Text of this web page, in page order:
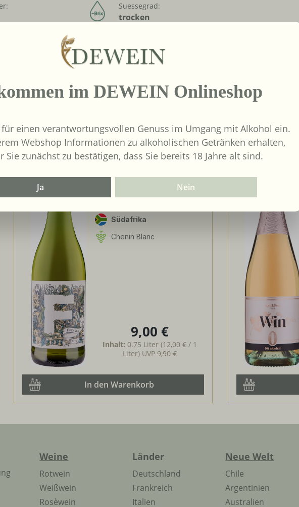
Suessegrad:
trocken
Nein
2024
African Pride Wines -
Forager White - Chenin
Blanc / Grenache Blanc
Südafrika
Chenin Blanc
Regulärer Preis:
9,00 €
Inhalt: 0.75 Liter (12,00 € / 1
Liter) UVP9,90 €
In den Warenkorb
0%
Weine
Rotwein
Weißwein
Rosèwein
Länder
Deutschland
Frankreich
Italien
Neue Welt
Chile
Argentinien
Australien
im DEWEIN Onlineshop
einen verantwortungsvollen Genuss im Umgang mit Alkohol ein.
Webshop Informationen zu alkoholischen Getränken erhalten,
Sie zunächst zu bestätigen, dass Sie bereits 18 Jahre alt sind.
Ja Nein